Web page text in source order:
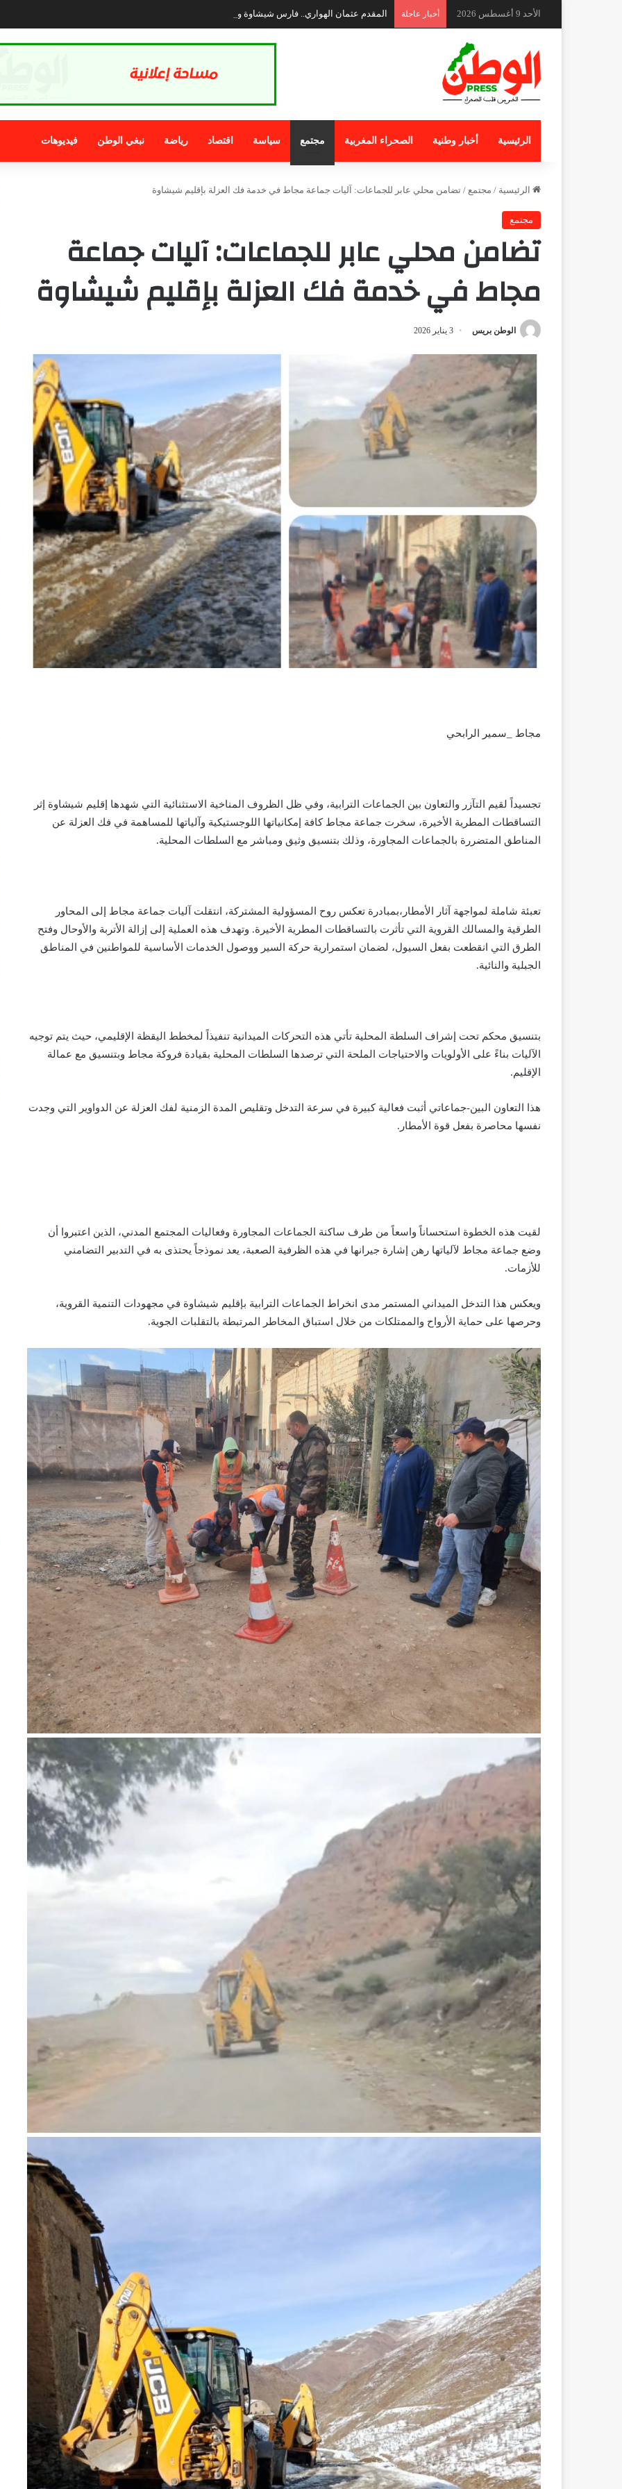
الأحد 9 أغسطس 2026 أخبار عاجلة المقدم عثمان الهواري.. فارس شيشاوة وسفير أصالة التبوريدة المغربية
الرئيسية أخبار وطنية الصحراء المغربية مجتمع سياسة اقتصاد رياضة نبغي الوطن فيديوهات
الرئيسية / مجتمع / تضامن محلي عابر للجماعات: آليات جماعة مجاط في خدمة فك العزلة بإقليم شيشاوة
مجتمع
تضامن محلي عابر للجماعات: آليات جماعة
مجاط في خدمة فك العزلة بإقليم شيشاوة
الوطن بريس 3 يناير 2026
مجاط _سمير الرابحي
تجسيداً لقيم التآزر والتعاون بين الجماعات الترابية، وفي ظل الظروف المناخية الاستثنائية التي شهدها إقليم شيشاوة إثر
التساقطات المطرية الأخيرة، سخرت جماعة مجاط كافة إمكانياتها اللوجستيكية وآلياتها للمساهمة في فك العزلة عن
المناطق المتضررة بالجماعات المجاورة، وذلك بتنسيق وثيق ومباشر مع السلطات المحلية.
تعبئة شاملة لمواجهة آثار الأمطار،بمبادرة تعكس روح المسؤولية المشتركة، انتقلت آليات جماعة مجاط إلى المحاور
الطرقية والمسالك القروية التي تأثرت بالتساقطات المطرية الأخيرة. وتهدف هذه العملية إلى إزالة الأتربة والأوحال وفتح
الطرق التي انقطعت بفعل السيول، لضمان استمرارية حركة السير ووصول الخدمات الأساسية للمواطنين في المناطق
الجبلية والنائية.
بتنسيق محكم تحت إشراف السلطة المحلية تأتي هذه التحركات الميدانية تنفيذاً لمخطط اليقظة الإقليمي، حيث يتم توجيه
الآليات بناءً على الأولويات والاحتياجات الملحة التي ترصدها السلطات المحلية بقيادة فروكة مجاط وبتنسيق مع عمالة
الإقليم.
هذا التعاون البين-جماعاتي أثبت فعالية كبيرة في سرعة التدخل وتقليص المدة الزمنية لفك العزلة عن الدواوير التي وجدت
نفسها محاصرة بفعل قوة الأمطار.
لقيت هذه الخطوة استحساناً واسعاً من طرف ساكنة الجماعات المجاورة وفعاليات المجتمع المدني، الذين اعتبروا أن
وضع جماعة مجاط لآلياتها رهن إشارة جيرانها في هذه الظرفية الصعبة، يعد نموذجاً يحتذى به في التدبير التضامني
للأزمات.
ويعكس هذا التدخل الميداني المستمر مدى انخراط الجماعات الترابية بإقليم شيشاوة في مجهودات التنمية القروية،
وحرصها على حماية الأرواح والممتلكات من خلال استباق المخاطر المرتبطة بالتقلبات الجوية.